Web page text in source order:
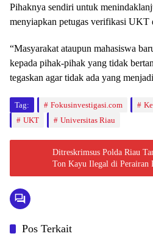
Pihaknya sendiri untuk
menyiapkan petugas verifikasi UKT
“Masyarakat ataupun mahasiswa
kepada pihak-pihak yang tidak
tegaskan agar tidak ada yang
Tag: Fokusinvestigasi.com
UKT
Universitas Riau
Ditreskrimsus Polda Riau
Ton Kayu Ilegal di Perairan
Pos Terkait